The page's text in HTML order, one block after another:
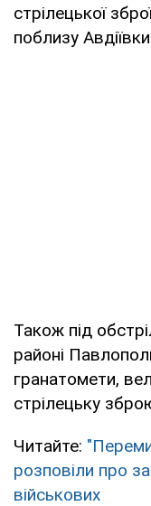
стрілецької
поблизу
Також під
районі
гранатомети,
стрілецьку
Читайте:
розповіли про
військових